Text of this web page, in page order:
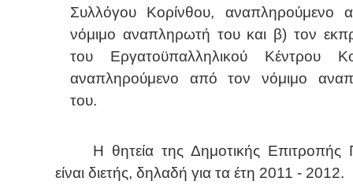
Συλλόγου Κορίνθου, αναπληρούμενο
νόμιμο αναπληρωτή του και β) τον
του Εργατοϋπαλληλικού Κέντρου
αναπληρούμενο από τον νόμιμο
του.
Η θητεία της Δημοτικής Επιτροπής
είναι διετής, δηλαδή για τα έτη 2011 - 2012.